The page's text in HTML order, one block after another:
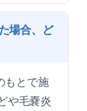
場合、ど
もとで施
や毛嚢炎